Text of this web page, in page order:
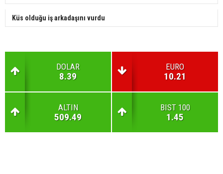
Küs olduğu iş arkadaşını vurdu
DOLAR
8.39
EURO
10.21
ALTIN
509.49
BIST 100
1.45